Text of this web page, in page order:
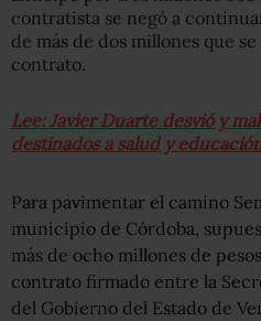
contratista se negó a
de más de dos millones que
contrato.
Lee: Javier Duarte desvió y
destinados a salud y
Para pavimentar el camino
municipio de Córdoba,
más de ocho millones de
contrato firmado entre la
del Gobierno del Estado de